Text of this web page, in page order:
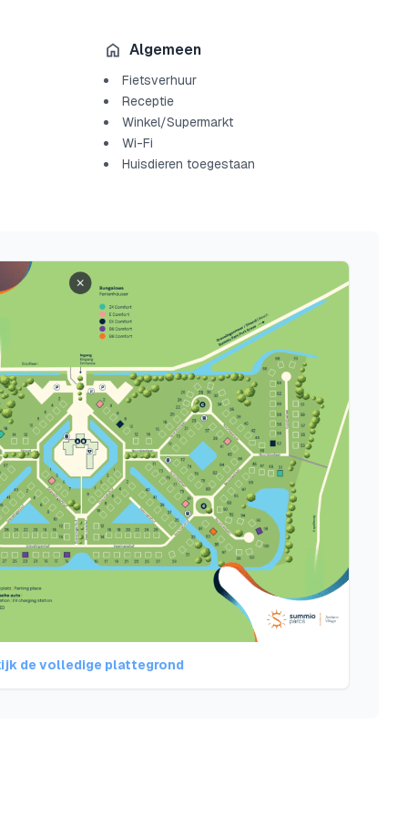
Algemeen
Fietsverhuur
Receptie
Winkel/Supermarkt
Wi-Fi
Huisdieren toegestaan
de volledige plattegrond